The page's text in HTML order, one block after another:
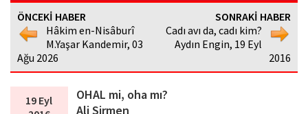
ÖNCEKİ HABER
Hâkim en-Nisâburî
M.Yaşar Kandemir, 03
Ağu 2026
SONRAKİ HABER
Cadı avı da, cadı kim?
Aydın Engin, 19 Eyl
2016
19 Eyl
OHAL mi, oha mı?
Ali Sirmen